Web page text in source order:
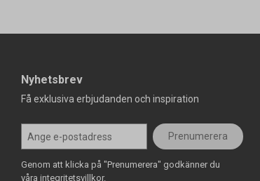
Nyhetsbrev
Få exklusiva erbjudanden och inspiration
Prenumerera
Genom att klicka på "Prenumerera" godkänner du
våra integritetsvillkor.